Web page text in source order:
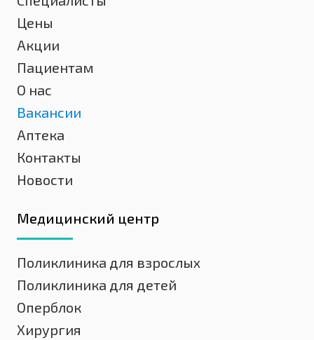
Цены
Акции
Пациентам
О нас
Вакансии
Аптека
Контакты
Новости
Медицинский центр
Поликлиника для взрослых
Поликлиника для детей
Оперблок
Хирургия